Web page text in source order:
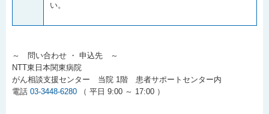
い。
～ 問い合わせ ・ 申込先 ～
NTT東日本関東病院
がん相談支援センター 当院 1階 患者サポートセンター内
電話 03-3448-6280 （ 平日 9:00 ～ 17:00 ）